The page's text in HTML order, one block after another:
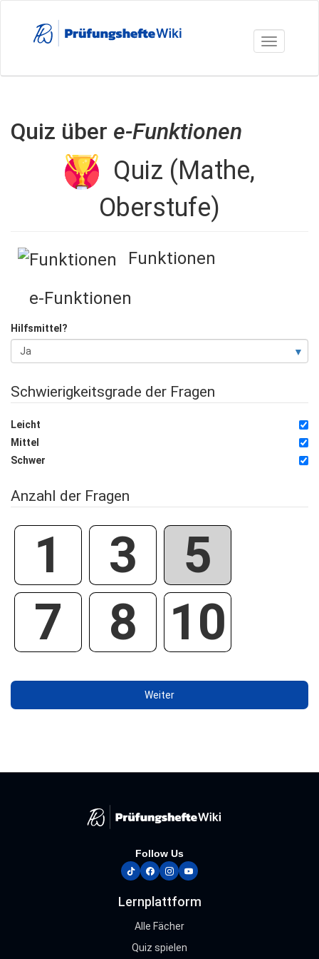
Toggle
Quiz über e-Funktionen
Quiz (Mathe,
Oberstufe)
Funktionen
e-Funktionen
Hilfsmittel?
Schwierigkeitsgrade der Fragen
Leicht
Mittel
Schwer
Anzahl der Fragen
1 3
5
7
8 10
Follow Us
tiktokfacebook
instagram
youtube
Lernplattform
Alle Fächer
Quiz spielen